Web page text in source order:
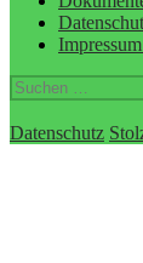
Suchen
nach:
Datenschutz